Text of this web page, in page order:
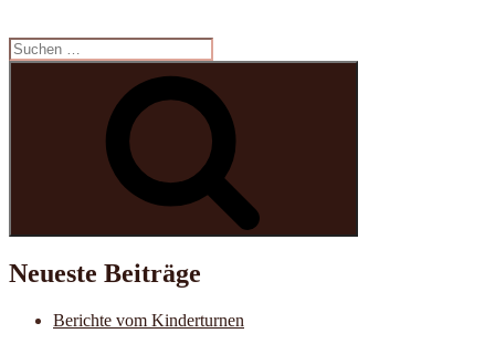
Suche
nach:
Neueste Beiträge
Berichte vom Kinderturnen